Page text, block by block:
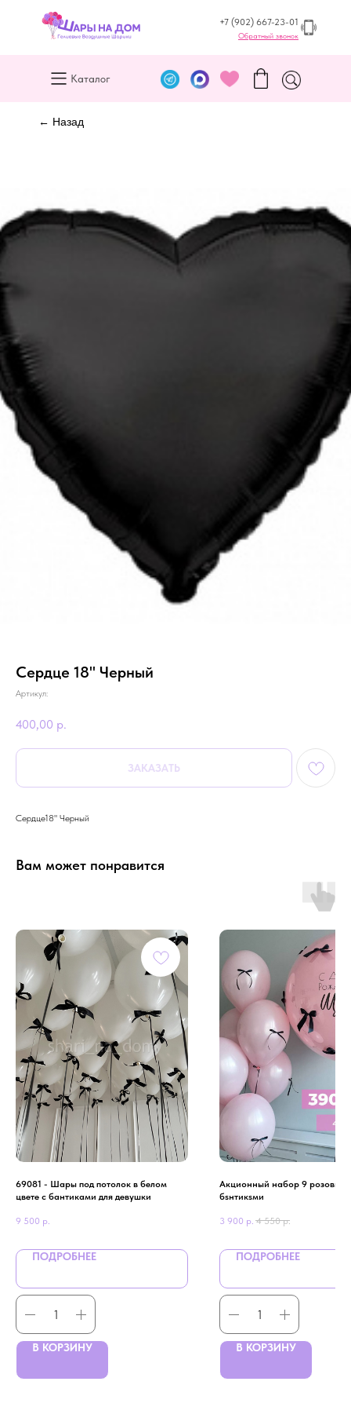
+7 (902) 667-23-01
Обратный звонок
Каталог
← Назад
Сердце 18" Черный
Артикул:
400,00 р.
ЗАКАЗАТЬ
Сердце18" Черный
Вам может понравится
69081 - Шары под потолок в белом
цвете с бантиками для девушки
9 500 р.
ПОДРОБНЕЕ
В КОРЗИНУ
Aкционный нaбор 9 розовые
бsнтикsми
3 900 р. 4 550 р.
ПОДРОБНЕЕ
В КОРЗИНУ